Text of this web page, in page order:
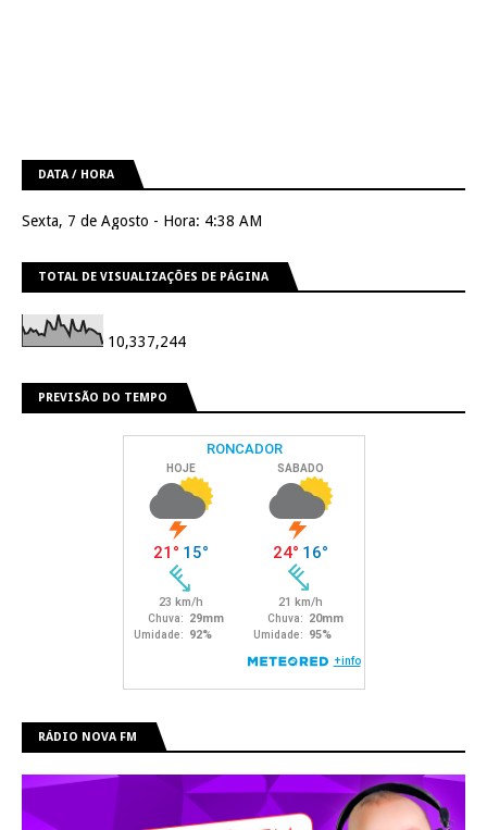
DATA / HORA
Sexta, 7 de Agosto - Hora: 4:38 AM
TOTAL DE VISUALIZAÇÕES DE PÁGINA
10,337,244
PREVISÃO DO TEMPO
RÁDIO NOVA FM